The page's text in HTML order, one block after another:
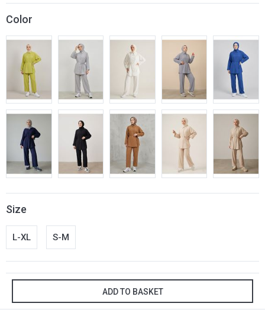
Color
Size
L-XL S-M
ADD TO BASKET